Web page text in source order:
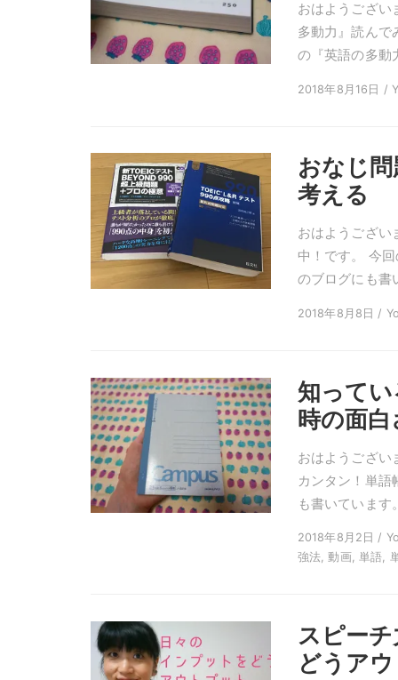
おはようござ
多動力』読んで
の『英語の多動
2018年8月16日 /
おなじ
考える
おはようござい
中！です。 今
のブログにも書
2018年8月8日 /
知って
時の面白
おはようござ
カンタン！単語
も書いていま
2018年8月2日 /
強法, 動画, 単語,
スピー
どうア